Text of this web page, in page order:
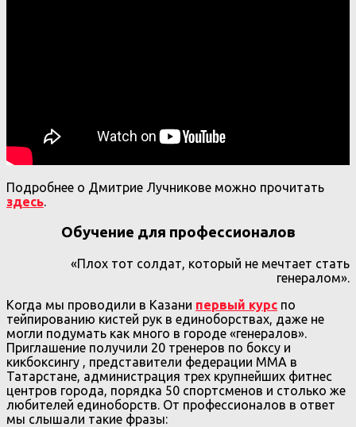
Подробнее о Дмитрие Лучникове можно прочитать
здесь.
Обучение для профессионалов
«Плох тот солдат, который не мечтает стать
генералом».
Когда мы проводили в Казани первый курс по
тейпированию кистей рук в единоборствах, даже не
могли подумать как много в городе «генералов».
Приглашение получили 20 тренеров по боксу и
кикбоксингу , представители федерации ММА в
Татарстане, администрация трех крупнейших фитнес
центров города, порядка 50 спортсменов и столько же
любителей единоборств. От профессионалов в ответ
мы слышали такие фразы: